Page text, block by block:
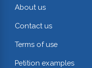
About us
Contact us
Terms of use
Petition examples